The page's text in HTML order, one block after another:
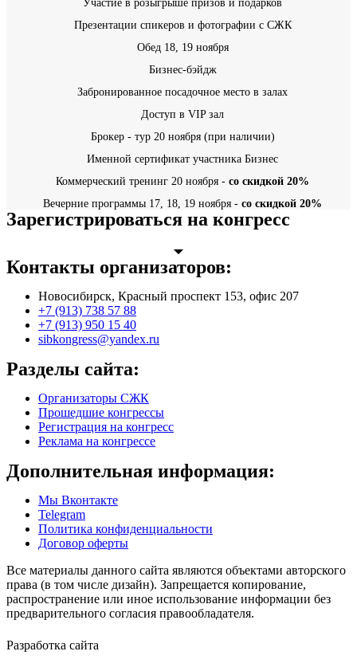
Участие в розыгрыше призов и подарков
Презентации спикеров и фотографии с СЖК
Обед 18, 19 ноября
Бизнес-бэйдж
Забронированное посадочное место в залах
Доступ в VIP зал
Брокер - тур 20 ноября (при наличии)
Именной сертификат участника Бизнес
Коммерческий тренинг 20 ноября - со скидкой 20%
Вечерние программы 17, 18, 19 ноября - со скидкой 20%
Зарегистрироваться на конгресс
Контакты организаторов:
Новосибирск, Красный проспект 153, офис 207
+7 (913) 738 57 88
+7 (913) 950 15 40
sibkongress@yandex.ru
Разделы сайта:
Организаторы СЖК
Прошедшие конгрессы
Регистрация на конгресс
Реклама на конгрессе
Дополнительная информация:
Мы Вконтакте
Telegram
Политика конфиденциальности
Договор оферты
Все материалы данного сайта являются объектами авторского
права (в том числе дизайн). Запрещается копирование,
распространение или иное использование информации без
предварительного согласия правообладателя.
Разработка сайта